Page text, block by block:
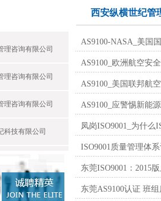
理咨询有限公司
理咨询有限公司
理咨询有限公司
科技有限公司
西安纵横世纪管
AS9100-NASA_美国
AS9100_欧洲航空安
AS9100_美国联邦航
AS9100_应警惕新能
凤岗ISO9001_为什么
ISO9001质量管理体
东莞ISO9001：2015
东莞AS9100认证 班